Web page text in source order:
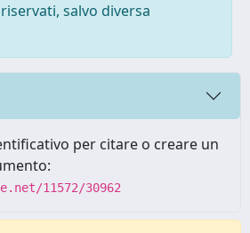
salvo diversa
per citare o creare un
11572/30962